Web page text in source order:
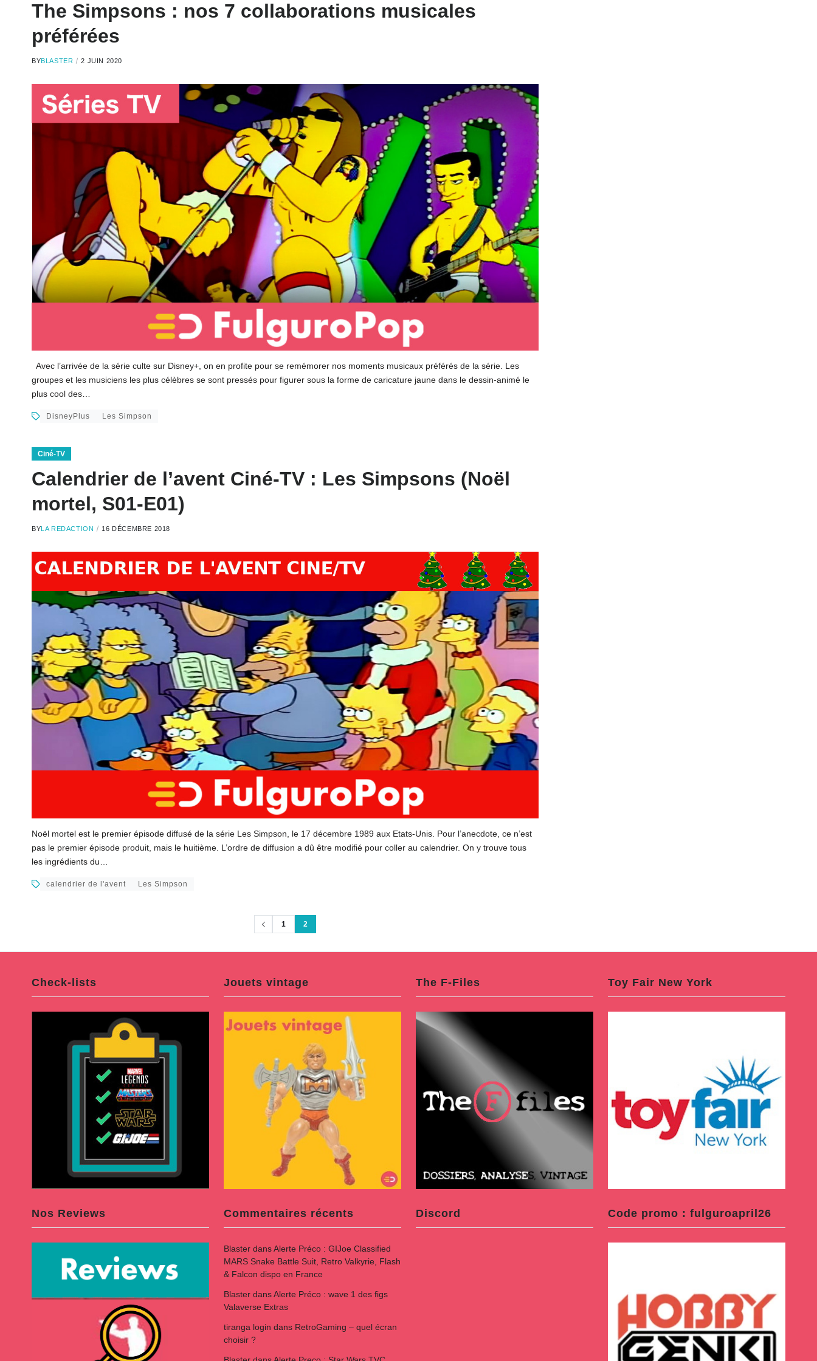
The Simpsons : nos 7 collaborations musicales
préférées
BYBLASTER 2 JUIN 2020
Avec l’arrivée de la série culte sur Disney+, on en profite pour se remémorer nos moments musicaux préférés de la série. Les
groupes et les musiciens les plus célèbres se sont pressés pour figurer sous la forme de caricature jaune dans le dessin-animé le
plus cool des…
DisneyPlus Les Simpson
Ciné-TV
Calendrier de l’avent Ciné-TV : Les Simpsons (Noël
mortel, S01-E01)
BYLA REDACTION 16 DÉCEMBRE 2018
Noël mortel est le premier épisode diffusé de la série Les Simpson, le 17 décembre 1989 aux Etats-Unis. Pour l’anecdote, ce n’est
pas le premier épisode produit, mais le huitième. L’ordre de diffusion a dû être modifié pour coller au calendrier. On y trouve tous
les ingrédients du…
calendrier de l'avent Les Simpson
1 2
Check-lists
Nos Reviews
Jouets vintage
Commentaires récents
Blaster dansAlerte Préco : GIJoe Classified
MARS Snake Battle Suit, Retro Valkyrie, Flash
& Falcon dispo en France
Blaster dansAlerte Préco : wave 1 des figs
Valaverse Extras
tiranga login dans RetroGaming – quel écran
choisir ?
The F-Files
Discord
Toy Fair New York
Code promo : fulguroapril26